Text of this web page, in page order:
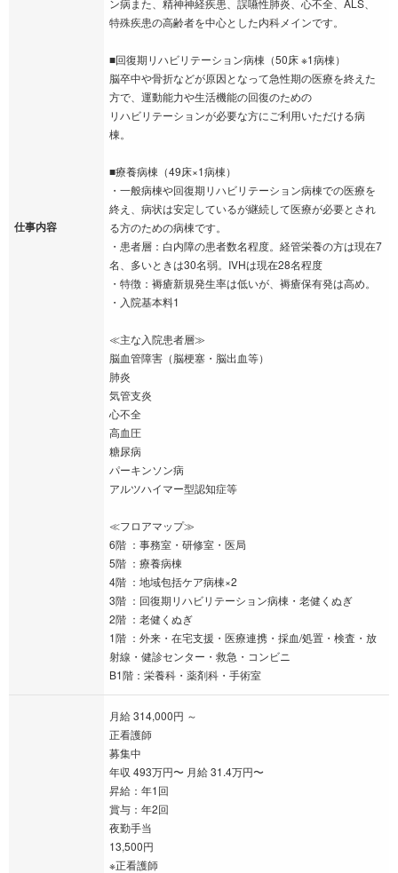
仕事内容
ン病また、精神神経疾患、誤嚥性肺炎、心不全、ALS、
特殊疾患の高齢者を中心とした内科メインです。
■回復期リハビリテーション病棟（50床 ※1病棟）
脳卒中や骨折などが原因となって急性期の医療を終えた
方で、運動能力や生活機能の回復のための
リハビリテーションが必要な方にご利用いただける病
棟。
■療養病棟（49床×1病棟）
・一般病棟や回復期リハビリテーション病棟での医療を
終え、病状は安定しているが継続して医療が必要とされ
る方のための病棟です。
・患者層：白内障の患者数名程度。経管栄養の方は現在7
名、多いときは30名弱。IVHは現在28名程度
・特徴：褥瘡新規発生率は低いが、褥瘡保有発は高め。
・入院基本料1
≪主な入院患者層≫
脳血管障害（脳梗塞・脳出血等）
肺炎
気管支炎
心不全
高血圧
糖尿病
パーキンソン病
アルツハイマー型認知症等
≪フロアマップ≫
6階 ：事務室・研修室・医局
5階 ：療養病棟
4階 ：地域包括ケア病棟×2
3階 ：回復期リハビリテーション病棟・老健くぬぎ
2階 ：老健くぬぎ
1階 ：外来・在宅支援・医療連携・採血/処置・検査・放
射線・健診センター・救急・コンビニ
B1階：栄養科・薬剤科・手術室
月給 314,000円 ～
正看護師
募集中
年収 493万円〜 月給 31.4万円〜
昇給：年1回
賞与：年2回
夜勤手当
13,500円
※正看護師